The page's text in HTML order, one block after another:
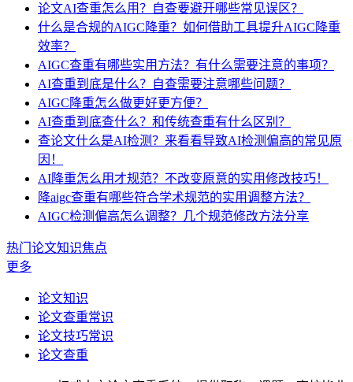
论文AI查重怎么用？自查要避开哪些常见误区？
什么是合规的AIGC降重？如何借助工具提升AIGC降重
效率？
AIGC查重有哪些实用方法？有什么需要注意的事项？
AI查重到底是什么？自查需要注意哪些问题？
AIGC降重怎么做更好更方便？
AI查重到底查什么？和传统查重有什么区别？
查论文什么是AI检测？来看看导致AI检测偏高的常见原
因！
AI降重怎么用才规范？不改变原意的实用修改技巧！
降aigc查重有哪些符合学术规范的实用调整方法？
AIGC检测偏高怎么调整？几个规范修改方法分享
热门论文知识焦点
更多
论文知识
论文查重常识
论文技巧常识
论文查重